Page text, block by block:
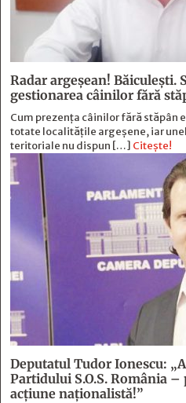
Radar argeșean! Băiculeşti.
gestionarea câinilor fără
Cum prezența câinilor fără stăpân
totate localitățile argeșene, iar
teritoriale nu dispun […] Citește!
Deputatul Tudor Ionescu:
Partidului S.O.S. România
acţiune naţionalistă!”